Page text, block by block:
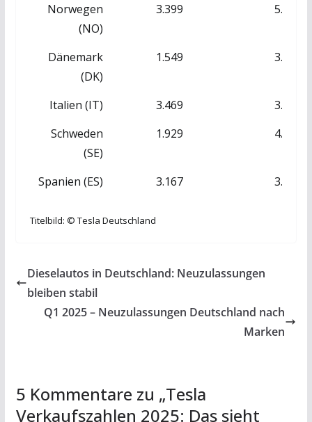
Norwegen
(NO)
3.399 5.121
Dänemark
(DK)
1.549 3.556
Italien (IT) 3.469
3.720
Schweden
(SE)
1.929 4.309
Spanien (ES) 3.167 3.586
Titelbild: © Tesla Deutschland
Dieselautos in Deutschland: Neuzulassungen
bleiben stabil
Q1 2025 – Neuzulassungen Deutschland nach
Marken
5 Kommentare zu „Tesla
Verkaufszahlen 2025: Das sieht